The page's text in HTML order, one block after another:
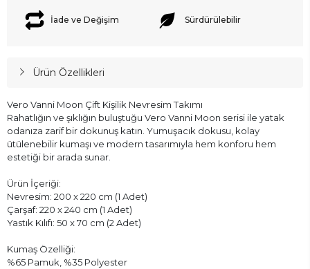
İade ve Değişim Sürdürülebilir
Ürün Özellikleri
Vero Vanni Moon Çift Kişilik Nevresim Takımı
Rahatlığın ve şıklığın buluştuğu Vero Vanni Moon serisi ile yatak
odanıza zarif bir dokunuş katın. Yumuşacık dokusu, kolay
ütülenebilir kumaşı ve modern tasarımıyla hem konforu hem
estetiği bir arada sunar.
Ürün İçeriği:
Nevresim: 200 x 220 cm (1 Adet)
Çarşaf: 220 x 240 cm (1 Adet)
Yastık Kılıfı: 50 x 70 cm (2 Adet)
Kumaş Özelliği:
%65 Pamuk, %35 Polyester